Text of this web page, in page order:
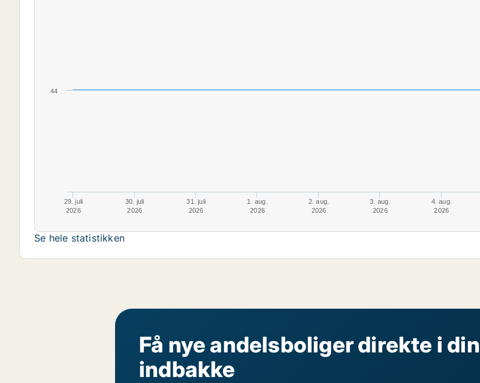
29. juli
2026
30. juli
2026
31. juli
2026
1. aug.
2026
2. aug.
2026
3. aug.
2026
4. aug.
2026
44
Se hele statistikken
Få nye andelsboliger direkte i din
indbakke